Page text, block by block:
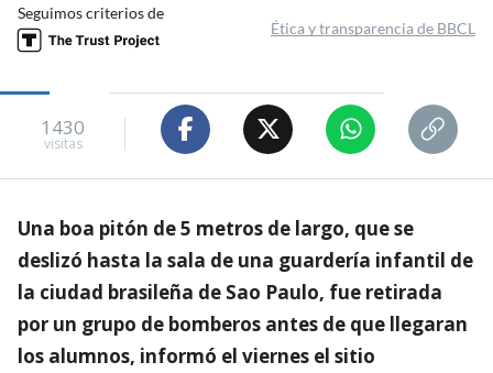
Seguimos criterios de
Ética y transparencia de BBCL
1430
visitas
Una boa pitón de 5 metros de largo, que se
deslizó hasta la sala de una guardería infantil de
la ciudad brasileña de Sao Paulo, fue retirada
por un grupo de bomberos antes de que llegaran
los alumnos, informó el viernes el sitio